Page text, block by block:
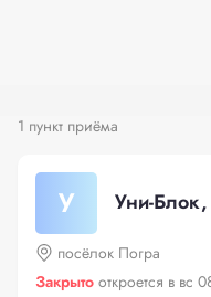
1 пункт приёма
У Уни-
посёлок Погра
Закрыто откроется в вс